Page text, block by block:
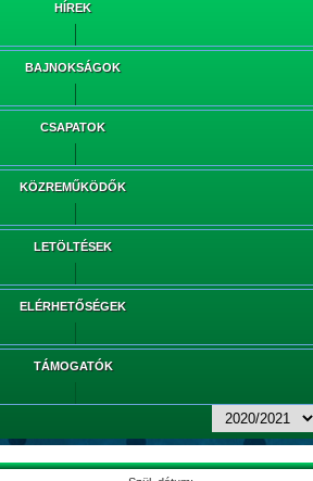
HÍREK
BAJNOKSÁGOK
CSAPATOK
KÖZREMŰKÖDŐK
LETÖLTÉSEK
ELÉRHETŐSÉGEK
TÁMOGATÓK